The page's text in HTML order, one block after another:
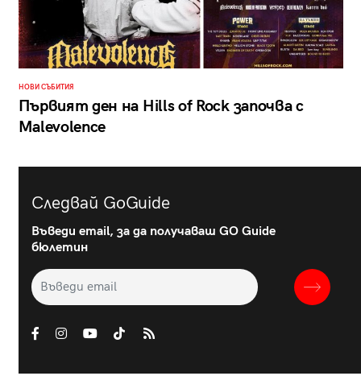
НОВИ СЪБИТИЯ
Първият ден на Hills of Rock започва с
Malevolence
Следвай GoGuide
Въведи email, за да получаваш GO Guide
бюлетин